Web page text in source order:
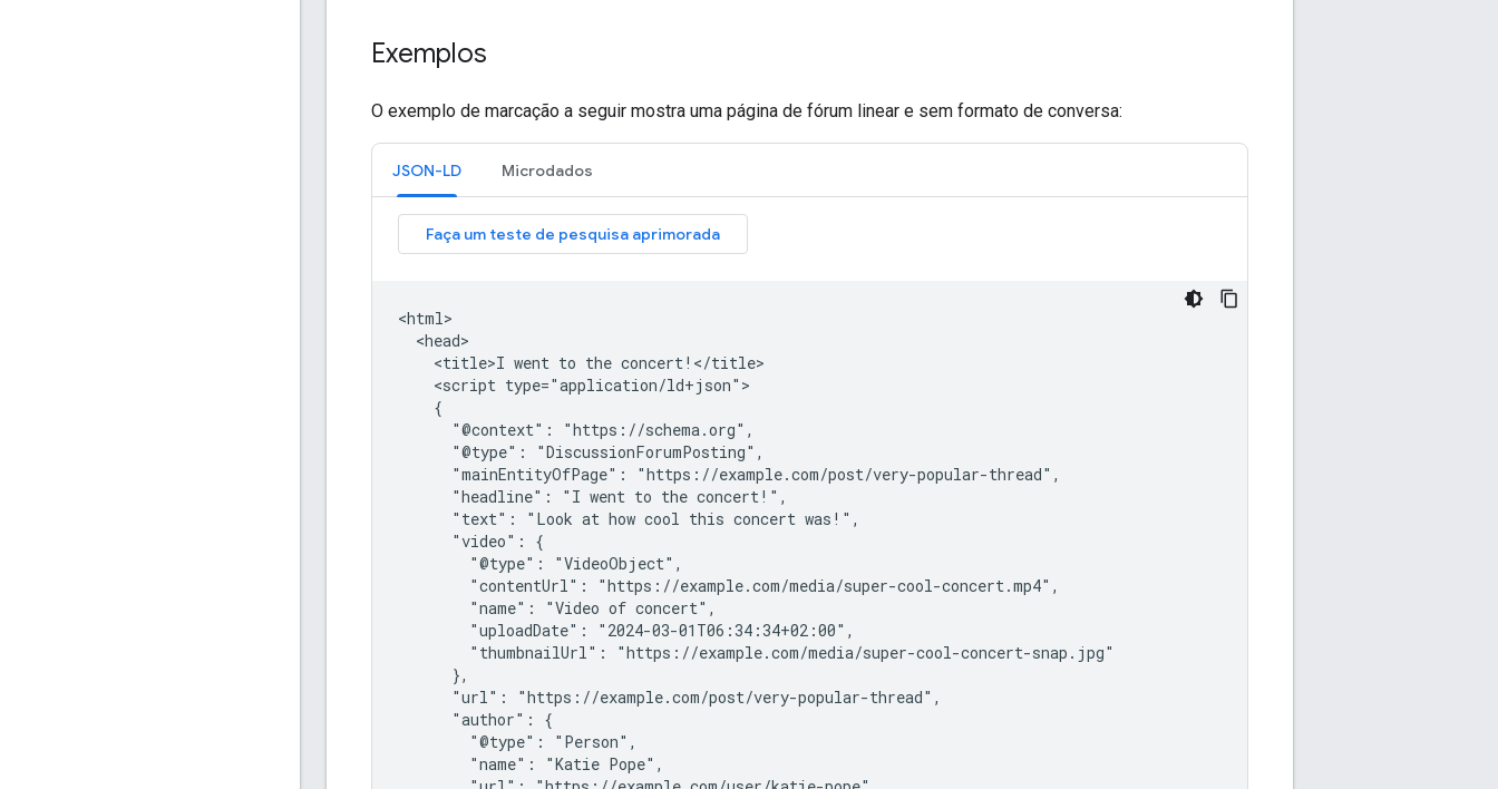
Exemplos
O exemplo de marcação a seguir mostra uma página de fórum linear e sem formato de conversa:
JSON-LD Microdados
<html>
  <head>
    <title>I went to the concert!</title>
    <script type="application/ld+json">
    {
      "@context": "https://schema.org",
      "@type": "DiscussionForumPosting",
      "mainEntityOfPage": "https://example.com/post/very-popular-thread",
      "headline": "I went to the concert!",
      "text": "Look at how cool this concert was!",
      "video": {
        "@type": "VideoObject",
        "contentUrl": "https://example.com/media/super-cool-concert.mp4",
        "name": "Video of concert",
        "uploadDate": "2024-03-01T06:34:34+02:00",
        "thumbnailUrl": "https://example.com/media/super-cool-concert-snap.jpg"
      },
      "url": "https://example.com/post/very-popular-thread",
      "author": {
        "@type": "Person",
        "name": "Katie Pope",